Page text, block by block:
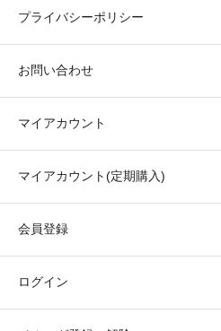
プライバシーポリシー
お問い合わせ
マイアカウント
マイアカウント(定期購入)
会員登録
ログイン